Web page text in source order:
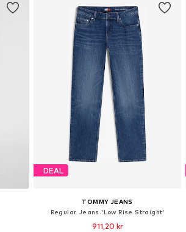
DEAL
TOMMY JEANS
Regular Jeans 'Low Rise Straight'
911,20 kr